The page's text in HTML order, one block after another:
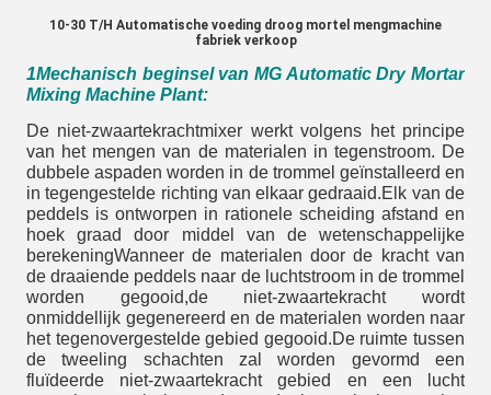
10-30 T/H Automatische voeding droog mortel mengmachine
fabriek verkoop
1Mechanisch beginsel van MG Automatic Dry Mortar
Mixing Machine Plant:
De niet-zwaartekrachtmixer werkt volgens het principe
van het mengen van de materialen in tegenstroom. De
dubbele aspaden worden in de trommel geïnstalleerd en
in tegengestelde richting van elkaar gedraaid.Elk van de
peddels is ontworpen in rationele scheiding afstand en
hoek graad door middel van de wetenschappelijke
berekeningWanneer de materialen door de kracht van
de draaiende peddels naar de luchtstroom in de trommel
worden gegooid,de niet-zwaartekracht wordt
onmiddellijk gegenereerd en de materialen worden naar
het tegenovergestelde gebied gegooid.De ruimte tussen
de tweeling schachten zal worden gevormd een
fluïdeerde niet-zwaartekracht gebied en een lucht